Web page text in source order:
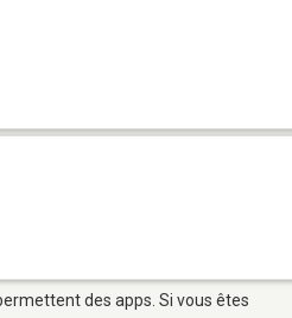
des apps. Si vous êtes